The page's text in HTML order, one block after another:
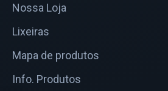
Nossa Loja
Lixeiras
Mapa de produtos
Info. Produtos